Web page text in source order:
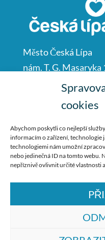
cookies
Abychom poskytli co nejlepší
informacím o zařízení, technologie
technologiemi nám umožní
nebo jedinečná ID na tomto webu.
nepříznivě ovlivnit určité vlastnosti
Město Česká Lípa
nám. T. G. Masaryka
Česká Lípa
487 881 111
podatelna@mucl.cz